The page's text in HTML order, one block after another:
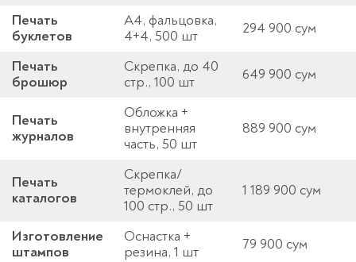
Печать
буклетов
А4, фальцовка,
4+4, 500 шт
294 900 сум
Печать
брошюр
Скрепка, до 40
стр., 100 шт
649 900 сум
Печать
журналов
Обложка +
внутренняя
часть, 50 шт
889 900 сум
Печать
каталогов
Скрепка/
термоклей, до
100 стр., 50 шт
1 189 900 сум
Изготовление
штампов
Оснастка +
резина, 1 шт
79 900 сум